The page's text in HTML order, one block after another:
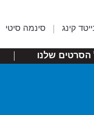
קינג סינמה סיטי
הסרטים שלנו